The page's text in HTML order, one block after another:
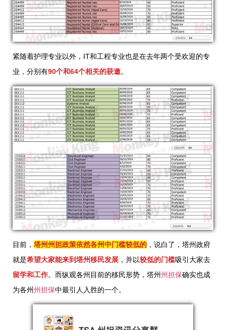
紧随着护理专业以外，IT和工程专业也是在去年两个受欢迎的专
业，分别有90个和64个相关的获邀。
目前， 塔州州担政策依然各州中门槛较低的 ，说白了，塔州政府
就是希望大家能来到塔州移民发展 ，并以较低的门槛吸引大家去
留学和工作。而纵观各州目前的移民形势，塔州州担保确实也成
为各州州担保中最引人入胜的一个。